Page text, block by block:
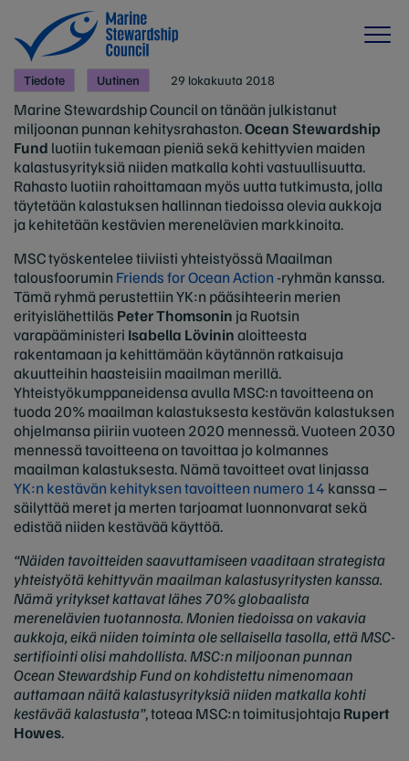
Tiedote Uutinen 29 lokakuuta 2018
Marine Stewardship Council on tänään julkistanut
miljoonan punnan kehitysrahaston.Ocean Stewardship
Fund luotiin tukemaan pieniä sekä kehittyvien maiden
kalastusyrityksiä niiden matkalla kohti vastuullisuutta.
Rahasto luotiin rahoittamaan myös uutta tutkimusta, jolla
täytetään kalastuksen hallinnan tiedoissa olevia aukkoja
ja kehitetään kestävien merenelävien markkinoita.
MSC työskentelee tiiviisti yhteistyössä Maailman
talousfoorumin Friends for Ocean Action -ryhmän kanssa.
Tämä ryhmä perustettiin YK:n pääsihteerin merien
erityislähettiläs Peter Thomsonin ja Ruotsin
varapääministeri Isabella Lövininaloitteesta
rakentamaan ja kehittämään käytännön ratkaisuja
akuutteihin haasteisiin maailman merillä.
Yhteistyökumppaneidensa avulla MSC:n tavoitteena on
tuoda 20% maailman kalastuksesta kestävän kalastuksen
ohjelmansa piiriin vuoteen 2020 mennessä. Vuoteen 2030
mennessä tavoitteena on tavoittaa jo kolmannes
maailman kalastuksesta. Nämä tavoitteet ovat linjassa
YK:n kestävän kehityksen tavoitteen numero 14 kanssa –
säilyttää meret ja merten tarjoamat luonnonvarat sekä
edistää niiden kestävää käyttöä.
“Näiden tavoitteiden saavuttamiseen vaaditaan strategista
yhteistyötä kehittyvän maailman kalastusyritysten kanssa.
Nämä yritykset kattavat lähes 70% globaalista
merenelävien tuotannosta. Monien tiedoissa on vakavia
aukkoja, eikä niiden toiminta ole sellaisella tasolla, että MSC-
sertifiointi olisi mahdollista. MSC:n miljoonan punnan
Ocean Stewardship Fund on kohdistettu nimenomaan
auttamaan näitä kalastusyrityksiä niiden matkalla kohti
kestävää kalastusta”, toteaa MSC:n toimitusjohtaja Rupert
Howes.